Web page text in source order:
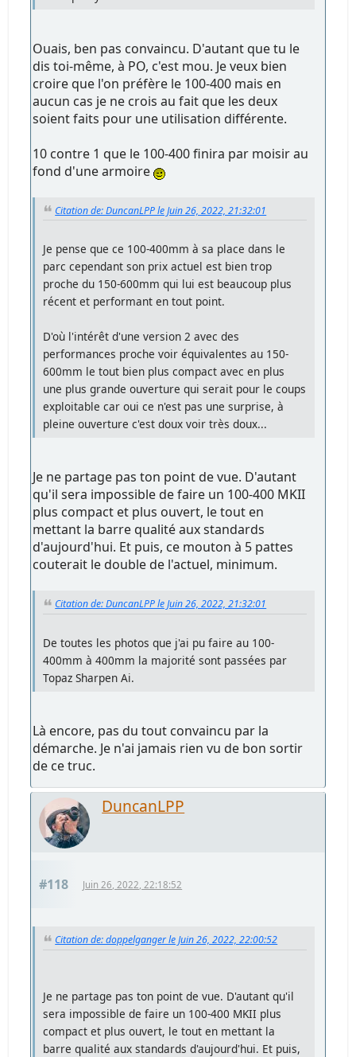
Ouais, ben pas convaincu. D'autant que tu le
dis toi-même, à PO, c'est mou. Je veux bien
croire que l'on préfère le 100-400 mais en
aucun cas je ne crois au fait que les deux
soient faits pour une utilisation différente.
10 contre 1 que le 100-400 finira par moisir au
fond d'une armoire
Citation de: DuncanLPP le Juin 26, 2022, 21:32:01
Je pense que ce 100-400mm à sa place dans le
parc cependant son prix actuel est bien trop
proche du 150-600mm qui lui est beaucoup plus
récent et performant en tout point.
D'où l'intérêt d'une version 2 avec des
performances proche voir équivalentes au 150-
600mm le tout bien plus compact avec en plus
une plus grande ouverture qui serait pour le coups
exploitable car oui ce n'est pas une surprise, à
pleine ouverture c'est doux voir très doux...
Je ne partage pas ton point de vue. D'autant
qu'il sera impossible de faire un 100-400 MKII
plus compact et plus ouvert, le tout en
mettant la barre qualité aux standards
d'aujourd'hui. Et puis, ce mouton à 5 pattes
couterait le double de l'actuel, minimum.
Citation de: DuncanLPP le Juin 26, 2022, 21:32:01
De toutes les photos que j'ai pu faire au 100-
400mm à 400mm la majorité sont passées par
Topaz Sharpen Ai.
Là encore, pas du tout convaincu par la
démarche. Je n'ai jamais rien vu de bon sortir
de ce truc.
DuncanLPP
#118 Juin 26, 2022, 22:18:52
Citation de: doppelganger le Juin 26, 2022, 22:00:52
Je ne partage pas ton point de vue. D'autant qu'il
sera impossible de faire un 100-400 MKII plus
compact et plus ouvert, le tout en mettant la
barre qualité aux standards d'aujourd'hui. Et puis,